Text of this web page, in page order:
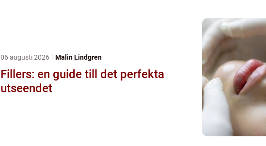
06 augusti 2026 Malin Lindgren
Fillers: en guide till det perfekta
utseendet